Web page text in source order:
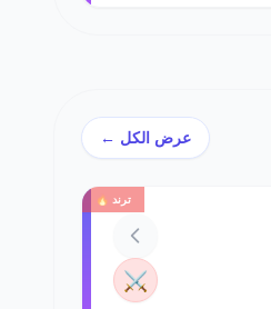
عرض الكل ←
ترند 🔥
⚔️